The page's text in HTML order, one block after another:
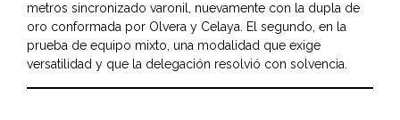
metros sincronizado varonil, nuevamente con la dupla de
oro conformada por Olvera y Celaya. El segundo, en la
prueba de equipo mixto, una modalidad que exige
versatilidad y que la delegación resolvió con solvencia.